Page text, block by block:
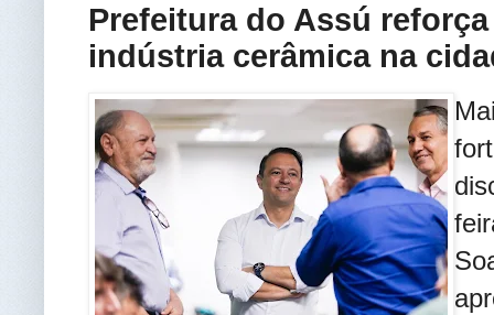
Prefeitura do Assú
indústria cerâmica na